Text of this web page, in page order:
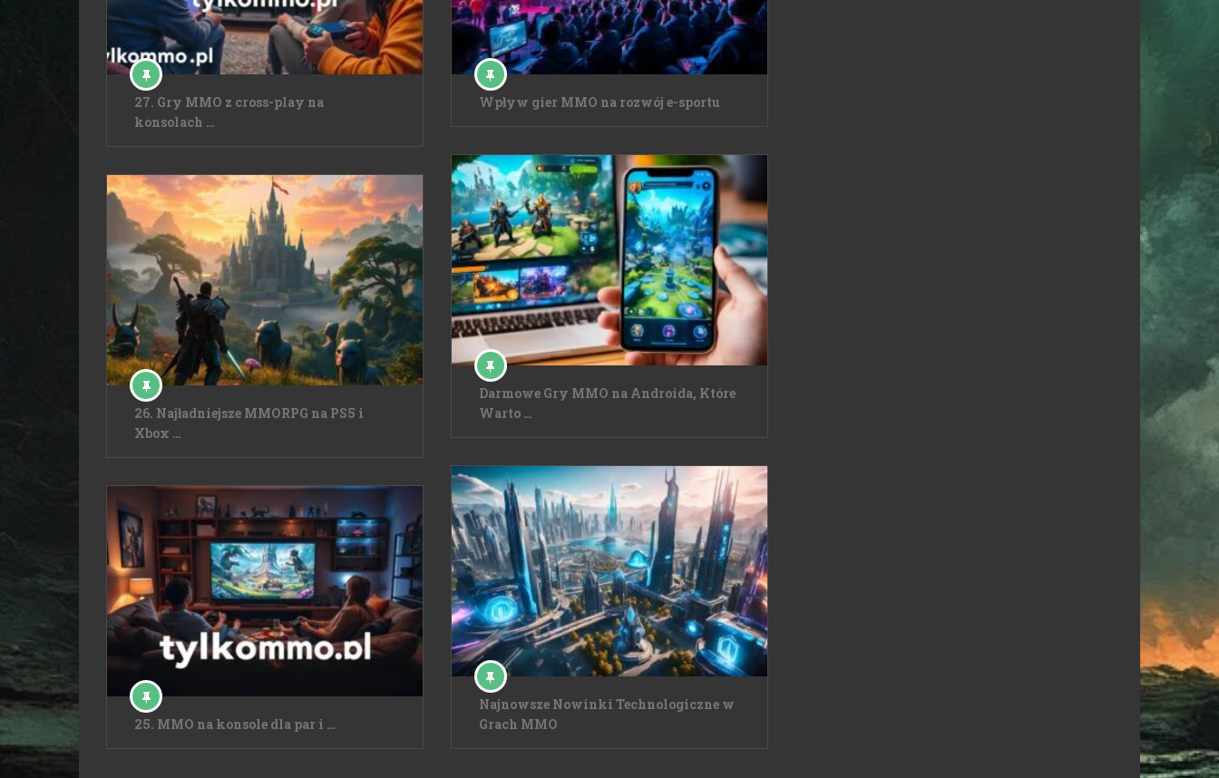
27. Gry MMO z cross-play na
konsolach …
26. Najładniejsze MMORPG na PS5 i
Xbox …
25. MMO na konsole dla par i …
Wpływ gier MMO na rozwój e-sportu
Darmowe Gry MMO na Androida, Które
Warto …
Najnowsze Nowinki Technologiczne w
Grach MMO